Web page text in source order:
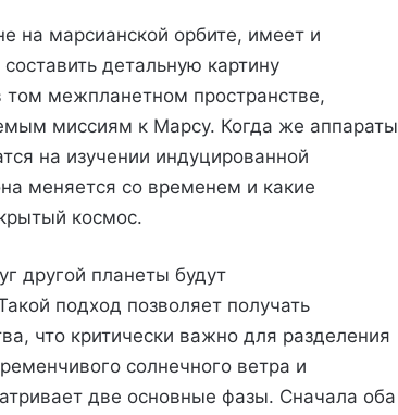
на марсианской орбите, имеет и
детальную картину
том межпланетном пространстве,
миссиям к Марсу. Когда же аппараты
на изучении индуцированной
меняется со временем и какие
космос.
другой планеты будут
подход позволяет получать
что критически важно для разделения
солнечного ветра и
две основные фазы. Сначала оба